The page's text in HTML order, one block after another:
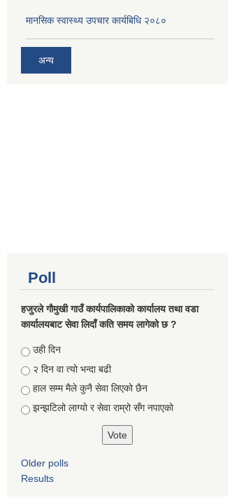
मानसिक स्वास्थ्य उपचार कार्यबिधि २०८०
अन्य
Poll
हजुरले गौमुखी गाउँ कार्यपालिकाको कार्यालय तथा वडा
कार्यालयबाट सेवा लिदाँ कति समय लागेको छ ?
Choices
उही दिन
२ दिन वा त्यो भन्दा बढी
हाल सम्म मैले कुनै सेवा लिएको छैन
झन्झटिलो लाग्यो र सेवा राम्रो सँग नपाएको
Older polls
Results